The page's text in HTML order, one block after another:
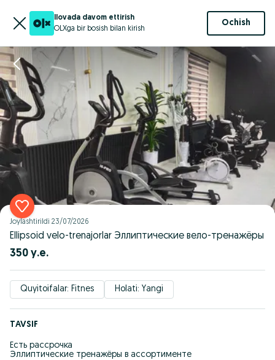
Ilovada davom ettirish
OLXga bir bosish bilan kirish
Ochish
Joylashtirildi 23/07/2026
Ellipsoid velo-trenajorlar Эллиптические вело-тренажёры
350 у.е.
Quyitoifalar: Fitnes Holati: Yangi
TAVSIF
Есть рассрочка
Эллиптические тренажёры в ассортименте